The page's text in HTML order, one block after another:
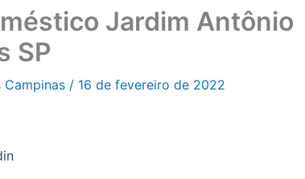
Jardim Antônio
SP
/ 16 de fevereiro de 2022